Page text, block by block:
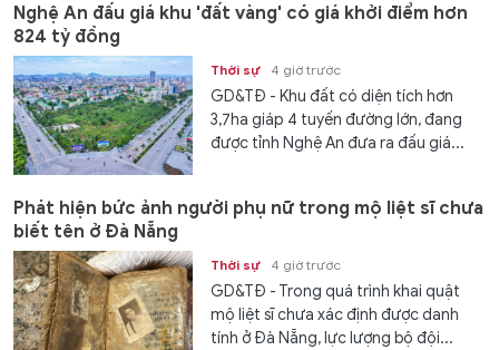
Nghệ An đấu giá khu 'đất vàng' có giá khởi điểm hơn
824 tỷ đồng
Thời sự 4 giờ trước
GD&TĐ - Khu đất có diện tích hơn
3,7ha giáp 4 tuyến đường lớn, đang
được tỉnh Nghệ An đưa ra đấu giá...
Phát hiện bức ảnh người phụ nữ trong mộ liệt sĩ chưa
biết tên ở Đà Nẵng
Thời sự 4 giờ trước
GD&TĐ - Trong quá trình khai quật
mộ liệt sĩ chưa xác định được danh
tính ở Đà Nẵng, lực lượng bộ đội...